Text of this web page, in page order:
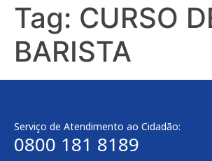
Tag: CURSO
BARISTA
Serviço de Atendimento ao Cidadão:
0800 181 8189